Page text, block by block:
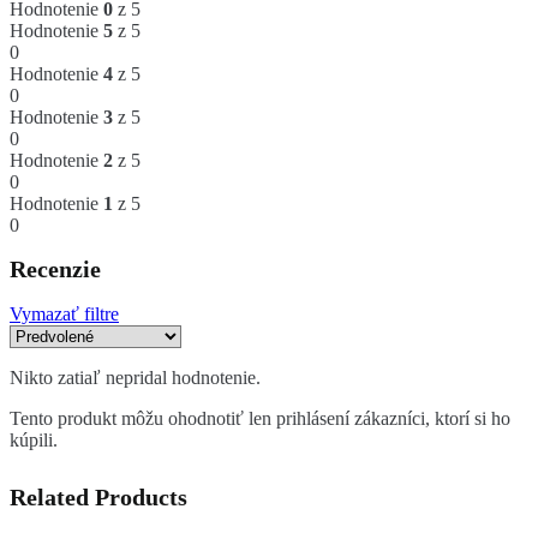
Hodnotenie 0 z 5
Hodnotenie 5 z 5
0
Hodnotenie 4 z 5
0
Hodnotenie 3 z 5
0
Hodnotenie 2 z 5
0
Hodnotenie 1 z 5
0
Recenzie
Vymazať filtre
Nikto zatiaľ nepridal hodnotenie.
Tento produkt môžu ohodnotiť len prihlásení zákazníci, ktorí si ho
kúpili.
Related Products